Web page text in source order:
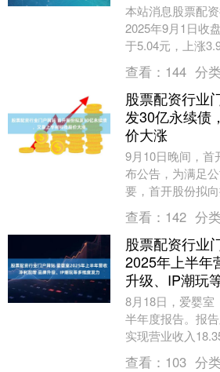
本站消息股票配
2025年9月1日收
于5.04元，上涨
交量14.45万手，
查看： 144 分
股票配资行业
发30亿永续债
价大涨
9月10日晚间，首
布公告，为满足
要，首开股份拟
控股（集团）有
股票配....
查看： 142 分
股票配资行业
2025年上半年
升级、IP潮玩
8月18日，爱婴室
半年度报告。报
实现营业收入
网站，同比增长
查看： 103 分